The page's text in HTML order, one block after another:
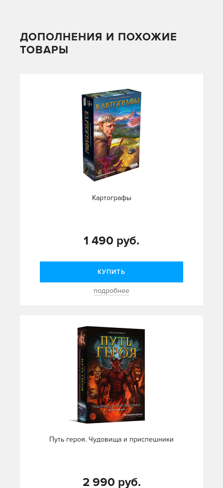
ДОПОЛНЕНИЯ И ПОХОЖИЕ
ТОВАРЫ
Картографы
1 490 руб.
КУПИТЬ
подробнее
Путь героя. Чудовища и приспешники
2 990 руб.